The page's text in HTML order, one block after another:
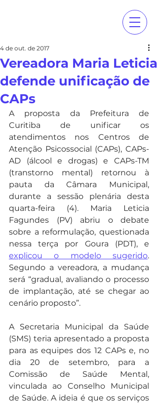
Vereadora Maria Leticia
defende unificação de
CAPs
4 de out. de 2017
A proposta da Prefeitura de
Curitiba de unificar os
atendimentos nos Centros de
Atenção Psicossocial (CAPs), CAPs-
AD (álcool e drogas) e CAPs-TM
(transtorno mental) retornou à
pauta da Câmara Municipal,
durante a sessão plenária desta
quarta-feira (4). Maria Leticia
Fagundes (PV) abriu o debate
sobre a reformulação, questionada
explicou o modelo sugerido.
Segundo a vereadora, a mudança
será “gradual, avaliando o processo
de implantação, até se chegar ao
cenário proposto”.
A Secretaria Municipal da Saúde
(SMS) teria apresentado a proposta
para as equipes dos 12 CAPs e, no
dia 20 de setembro, para a
Comissão de Saúde Mental,
vinculada ao Conselho Municipal
de Saúde. A ideia é que os serviços